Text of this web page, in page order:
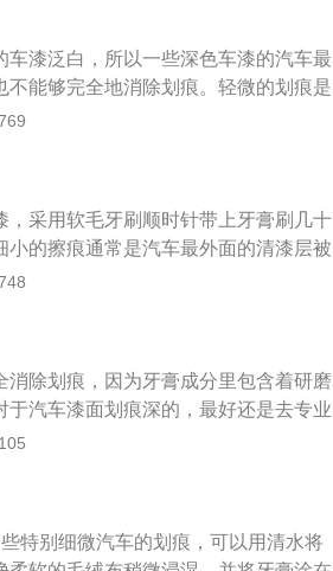
伤能力强，更要具备好的耐候性、耐
酒精、耐酸、耐碱、耐盐雾等性能。
漆泛白，所以一些深色车漆的汽车最
能够完全地消除划痕。轻微的划痕是
，就没有办法用牙膏进行修复了。如
涂抹划痕处了，如果涂抹之后的效果
可以用水蜡或者软蜡擦几遍，效果也
采用软毛牙刷顺时针带上牙膏刷几十
的擦痕通常是汽车最外面的清漆层被
填平，再加上牙膏中的保湿成分，可
层的，都可以通过牙膏来抹平。在擦
，清楚掉表面的浮尘，然后再利用软
地方反复擦拭。
除划痕，因为牙膏成分里包含着研磨
汽车漆面划痕深的，最好还是去专业
用砂纸打磨，清除其杂质和锈迹，再
方法修复的，小面积的凹度不超过5m
如果划痕处金属外露，则要先清洁表
防锈效果的氧化中和剂，喷涂底油，
特别细微汽车的划痕，可以用清水将